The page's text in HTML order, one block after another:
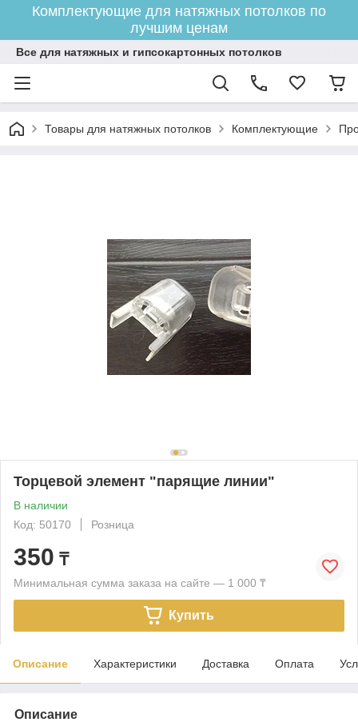
Комплектующие для натяжных потолков по
лучшим ценам
Все для натяжных и гипсокартонных потолков
Товары для натяжных потолков Комплектующие
Торцевой элемент "парящие линии"
В наличии
Код: 50170
Розница
350 ₸
Минимальная сумма заказа на сайте — 1 000 ₸
Купить
Описание Характеристики Доставка Оплата
Описание